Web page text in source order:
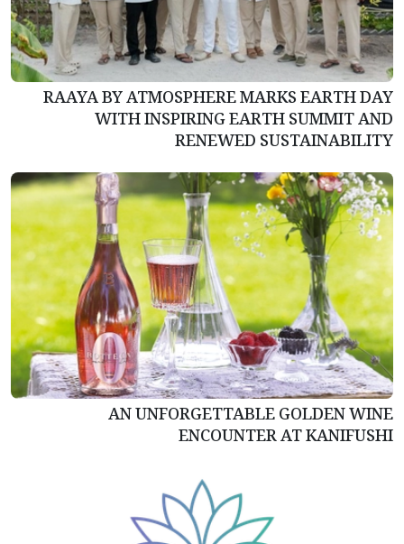
RAAYA BY ATMOSPHERE MARKS EARTH DAY
WITH INSPIRING EARTH SUMMIT AND
RENEWED SUSTAINABILITY
AN UNFORGETTABLE GOLDEN WINE
ENCOUNTER AT KANIFUSHI